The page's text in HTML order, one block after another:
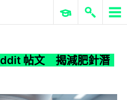
ERP 與商業 AI
帖文 揭減肥針潛